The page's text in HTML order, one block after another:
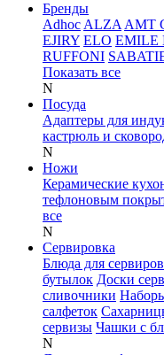
Бренды
Adhoc ALZA AMT
EJIRY ELO EMILE
RUFFONI
Показать все
N
Посуда
Адаптеры для
кастрюль и
N
Ножи
Керамические
тефлоновым
все
N
Сервировка
Блюда для
бутылок Доски
сливочники
салфеток
сервизы Чашки с
N